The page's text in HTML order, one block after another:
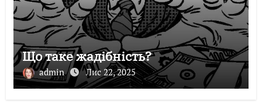
Що таке жадібність?
admin Лис 22, 2025